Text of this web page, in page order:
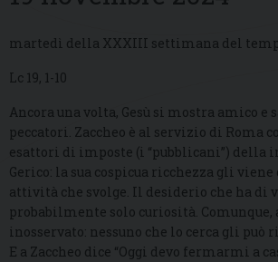
martedì della XXXIII settimana del
Lc 19, 1-10
Ancora una volta, Gesù si mostra amico e
peccatori. Zaccheo è al servizio di Roma
esattori di imposte (i “pubblicani”) della
Gerico: la sua cospicua ricchezza gli
attività che svolge. Il desiderio che ha di
probabilmente solo curiosità. Comunque,
inosservato: nessuno che lo cerca gli può
E a Zaccheo dice “Oggi devo fermarmi a